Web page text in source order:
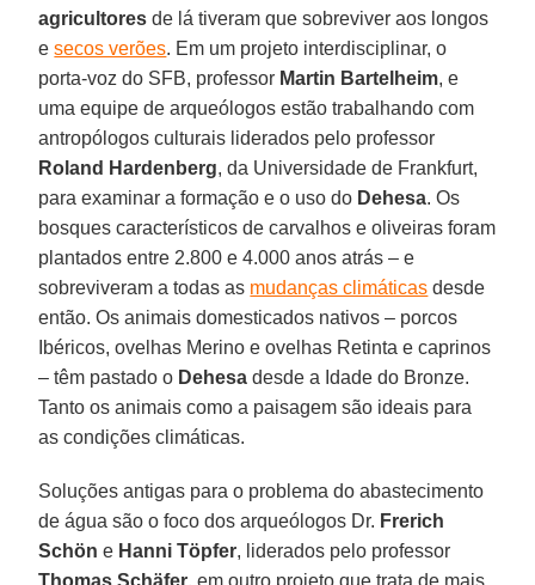
agricultores de lá tiveram que sobreviver aos longos
esecos verões. Em um projeto interdisciplinar, o
porta-voz do SFB, professor Martin Bartelheim, e
uma equipe de arqueólogos estão trabalhando com
antropólogos culturais liderados pelo professor
Roland Hardenberg, da Universidade de Frankfurt,
para examinar a formação e o uso do Dehesa. Os
bosques característicos de carvalhos e oliveiras foram
plantados entre 2.800 e 4.000 anos atrás – e
sobreviveram a todas as mudanças climáticas desde
então. Os animais domesticados nativos – porcos
Ibéricos, ovelhas Merino e ovelhas Retinta e caprinos
– têm pastado o Dehesa desde a Idade do Bronze.
Tanto os animais como a paisagem são ideais para
as condições climáticas.
Soluções antigas para o problema do abastecimento
de água são o foco dos arqueólogos Dr. Frerich
Schön e Hanni Töpfer, liderados pelo professor
Thomas Schäfer, em outro projeto que trata de mais